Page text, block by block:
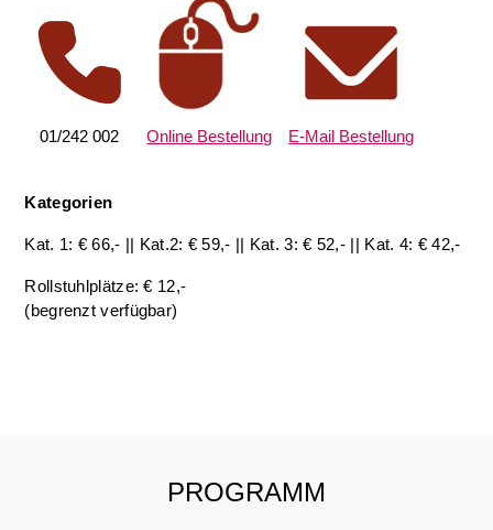
01/242 002 Online Bestellung E-Mail Bestellung
Kategorien
Kat. 1: € 66,- || Kat.2: € 59,- || Kat. 3: € 52,- || Kat. 4: € 42,-
Rollstuhlplätze: € 12,-
(begrenzt verfügbar)
PROGRAMM